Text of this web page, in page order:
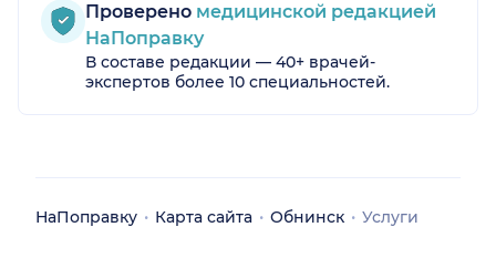
Проверено медицинской редакцией
НаПоправку
В составе редакции — 40+ врачей-
экспертов более 10 специальностей.
НаПоправку Карта сайта Обнинск Услуги